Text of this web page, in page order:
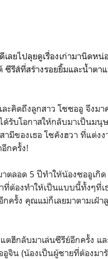
ลยไปลุยดูเรื่องเก่ามานิดหน่
ซีรีส์ที่สร้างรอยยิ้มและน้ำตา
คิดถึงลูกสาว โชซออู จึงมา
รับโอกาสให้กลับมาเป็นมนุ
มีของเธอ โชคังฮวา ที่แต่งง
กครั้ง!
ตลอด 5 ปีทำให้น้องซออูเกิด
ต้องทำให้เป็นแบบนี้ทั้งๆที่เ
ครั้ง คุณแม่ก็เลยมาตามเฝ้า
ตฮีกลับมาเล่นซีรีย์อีกครั้ง แ
อูจิน (น้องเป็นผู้ชายที่ต้องมา